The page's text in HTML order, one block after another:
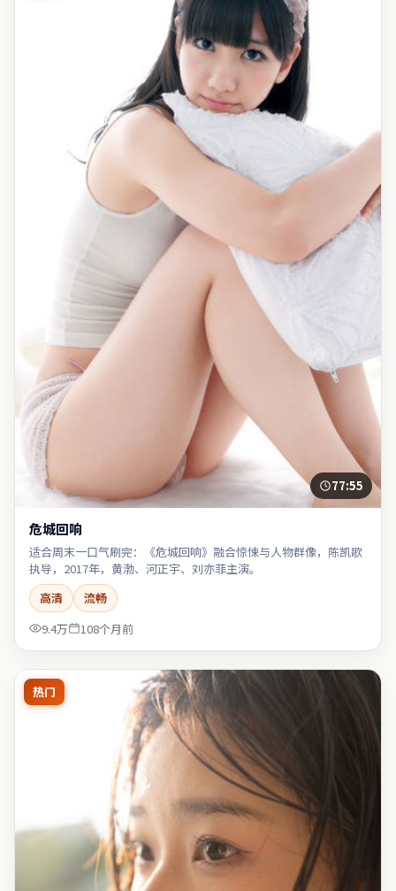
77:55
危城回响
适合周末一口气刷完：《危城回响》融合惊悚与人物群像，陈凯歌
执导，2017年，黄渤、河正宇、刘亦菲主演。
高清
流畅
9.4万
108个月前
热门